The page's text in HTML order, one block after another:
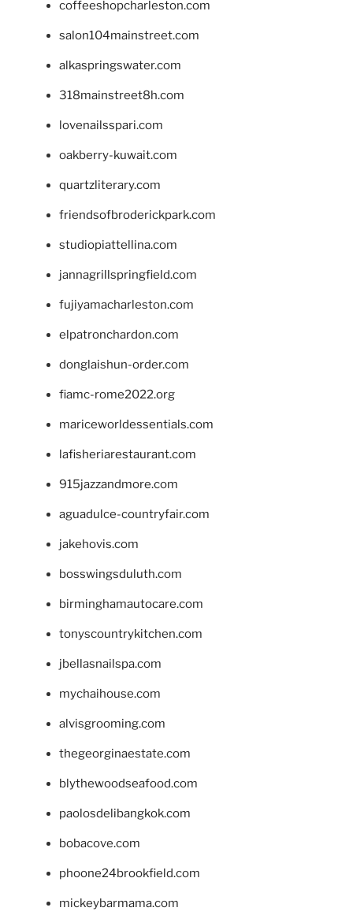
coffeeshopcharleston.com
salon104mainstreet.com
alkaspringswater.com
318mainstreet8h.com
lovenailsspari.com
oakberry-kuwait.com
quartzliterary.com
friendsofbroderickpark.com
studiopiattellina.com
jannagrillspringfield.com
fujiyamacharleston.com
elpatronchardon.com
donglaishun-order.com
fiamc-rome2022.org
mariceworldessentials.com
lafisheriarestaurant.com
915jazzandmore.com
aguadulce-countryfair.com
jakehovis.com
bosswingsduluth.com
birminghamautocare.com
tonyscountrykitchen.com
jbellasnailspa.com
mychaihouse.com
alvisgrooming.com
thegeorginaestate.com
blythewoodseafood.com
paolosdelibangkok.com
bobacove.com
phoone24brookfield.com
mickeybarmama.com